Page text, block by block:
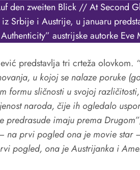
den zweiten Blick // At Second
Srbije i Austrije, u januaru
austrijske autorke
predstavlja tri crteža olovkom.
u kojoj se nalaze poruke
formu sličnosti u svojoj
naroda, čije ih ogledalo
predrasude imaju prema Drugom”
na prvi pogled ona je movie star
pogled, ona je Austrijanka i